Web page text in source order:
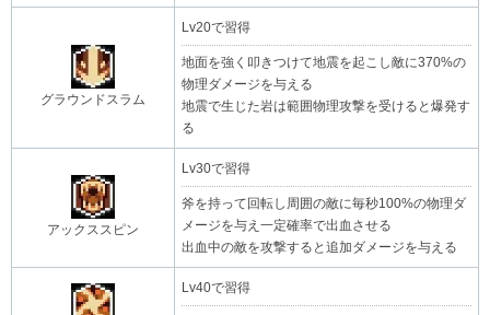
グラウンドスラム
Lv20で習得
地面を強く叩きつけて地震を起こし敵に370%の
物理ダメージを与える
地震で生じた岩は範囲物理攻撃を受けると爆発す
る
アックススピン
Lv30で習得
斧を持って回転し周囲の敵に毎秒100%の物理ダ
メージを与え一定確率で出血させる
出血中の敵を攻撃すると追加ダメージを与える
Lv40で習得